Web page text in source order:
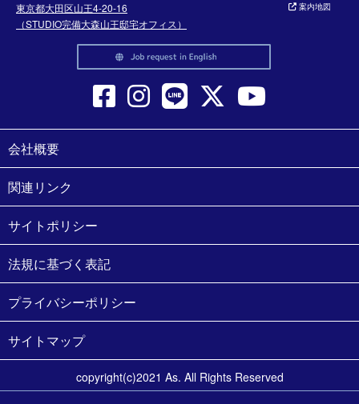
東京都大田区山王4-20-16
（STUDIO完備大森山王邸宅オフィス）
案内地図
会社概要
関連リンク
サイトポリシー
法規に基づく表記
プライバシーポリシー
サイトマップ
copyright(c)2021 As. All Rights Reserved